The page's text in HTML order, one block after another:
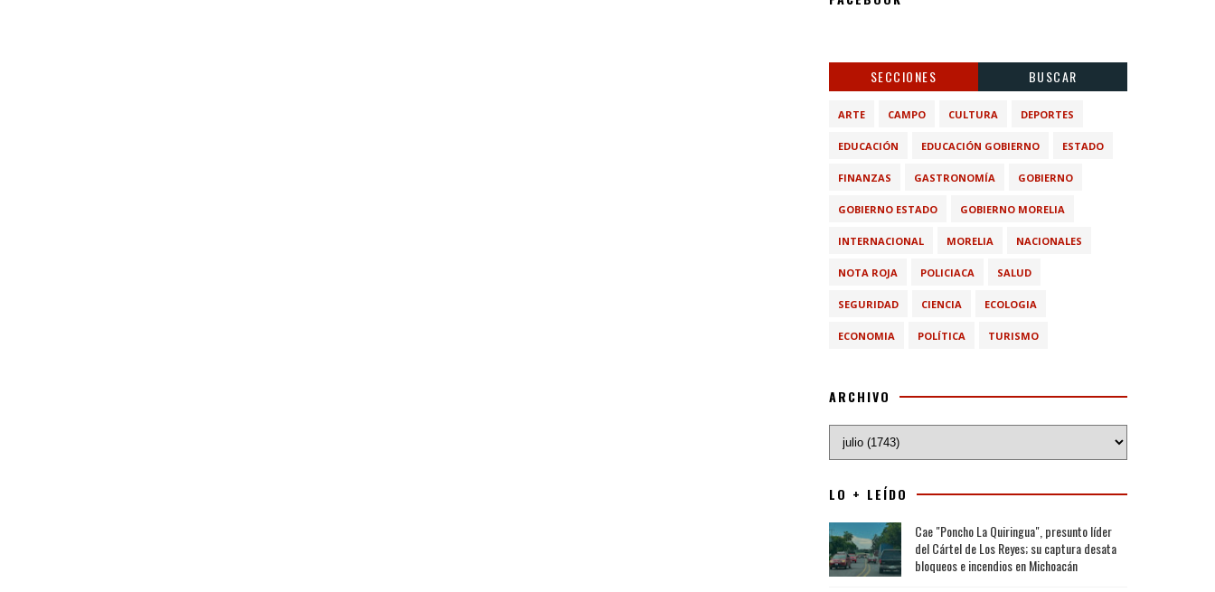
SECCIONES BUSCAR
ARTE CAMPO CULTURA DEPORTES
EDUCACIÓN EDUCACIÓN GOBIERNO ESTADO
FINANZAS GASTRONOMÍA GOBIERNO
GOBIERNO ESTADO GOBIERNO MORELIA
INTERNACIONAL MORELIA NACIONALES
NOTA ROJA POLICIACA SALUD
SEGURIDAD CIENCIA ECOLOGIA
ECONOMIA POLÍTICA TURISMO
ARCHIVO
LO + LEÍDO
Cae "Poncho La Quiringua", presunto líder
del Cártel de Los Reyes; su captura desata
bloqueos e incendios en Michoacán